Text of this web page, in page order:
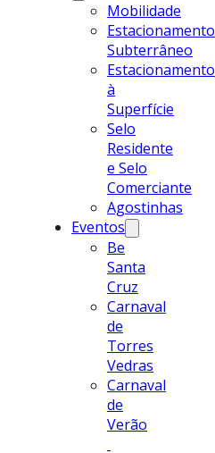
Mobilidade
Estacionamento
Subterrâneo
Estacionamento
à
Superfície
Selo
Residente
e Selo
Comerciante
Agostinhas
Eventos
Be
Santa
Cruz
Carnaval
de
Torres
Vedras
Carnaval
de
Verão